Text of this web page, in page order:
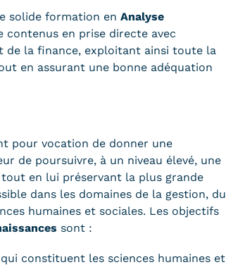
solide formation en Analyse
contenus en prise directe avec
de la finance, exploitant ainsi toute la
en assurant une bonne adéquation
pour vocation de donner une
de poursuivre, à un niveau élevé, une
en lui préservant la plus grande
dans les domaines de la gestion, du
humaines et sociales. Les objectifs
sont :
constituent les sciences humaines et